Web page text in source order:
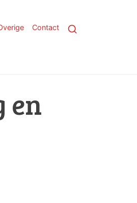
Contact
en